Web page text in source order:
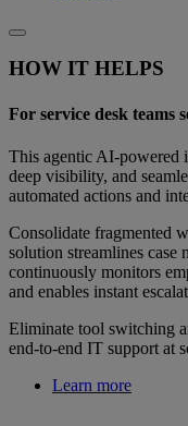
HOW IT HELPS
For service desk teams
This agentic AI‑powered
deep visibility, and
automated actions and
Consolidate fragmented
solution streamlines case
continuously monitors
and enables instant
Eliminate tool switching
end‑to‑end IT support at
Learn more